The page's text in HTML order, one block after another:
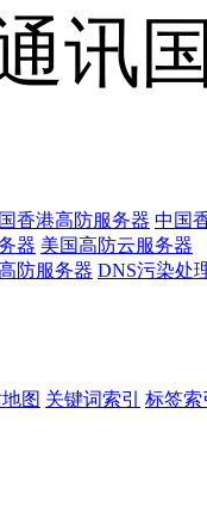
讯
香港高防服务器 中国
器 美国高防云服务器
防服务器 DNS污染处
图 关键词索引 标签索